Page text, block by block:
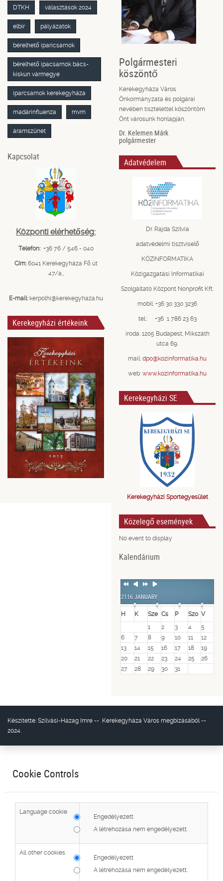
DTKH választások 2024
elbir pályázatok
bérelhető iparicsarnok
bérelhető ipacsarnok bács-
kiskun vármegye
iparcsarnok kerekegyháza
madárinfluenza mvm
áramszünet
Kapcsolat
Központi elérhetőség:
Telefon: +36 76 / 546 - 040
Cím: 6041 Kerekegyháza Fő út
47/a.,
E-mail: kerpolhi@kerekegyhaza.hu
Kerekegyházi értékeink
Polgármesteri
köszöntő
Kerekegyháza Város
Önkormányzata és polgárai
nevében tisztelettel köszöntöm
Önt városunk honlapján.
Dr. Kelemen Márk
polgármester
Adatvédelem
Dr. Rajda Szilvia
adatvédelmi tisztviselő
KÖZINFORMATIKA
Közigazgatási Informatikai
Szolgáltató Központ Nonprofit Kft.
mobil: +36 30 330 3236
tel.: +36 1 786 23 63
iroda: 1205 Budapest, Mikszáth
utca 69.
mail: dpo@kozinformatika.hu
web: www.kozinformatika.hu
Kerekegyházi SE
Kerekegyházi Sportegyesület
Közelegő események
No event to display
Kalendárium
Previous
Previous
NextNext
2116 JANUARY
H K Sze Cs P Szo V
1
2 3 4
5
6
7 8 9 10 11
12
13
14 15 16 17 18
19
20
21 22 23 24 25
26
27
28 29 30 31
Készítette: Szilvási-Hazag Imre -- Kerekegyháza Város megbízásából --
2024.
Cookie Controls
Language cookie
Engedélyezett
A létrehozása nem engedélyezett.
All other cookies
Engedélyezett
A létrehozása nem engedélyezett.